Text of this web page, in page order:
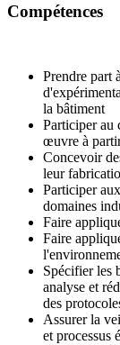
Compétences
Prendre part
la bâtiment
Participer au
œuvre à
Concevoir
leur
Participer
domaines
Faire
Faire
Spécifier les
analyse et
des
Assurer la
et processus